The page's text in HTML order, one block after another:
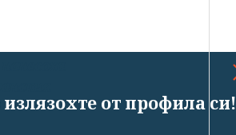
от профила си!